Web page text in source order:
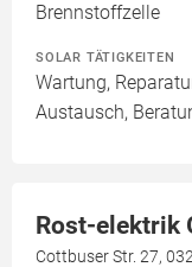
Brennstoffzelle
SOLAR TÄTIGKEITEN
Wartung,
Austausch,
Rost-elektrik
Cottbuser Str. 27,